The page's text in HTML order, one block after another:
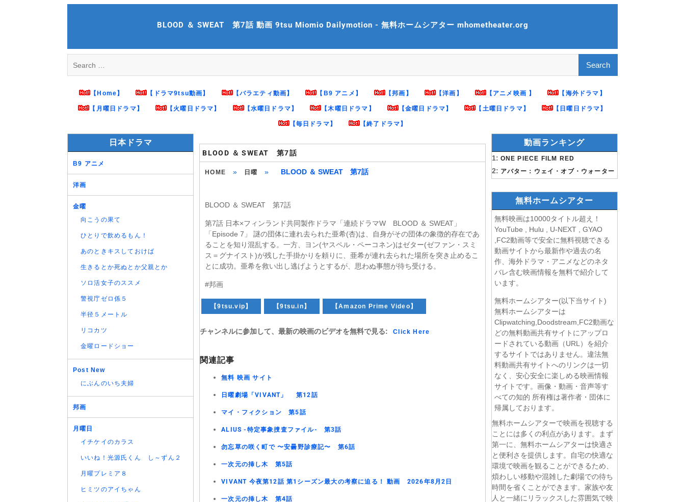
BLOOD ＆ SWEAT 第7話 動画 9tsu Miomio Dailymotion - 無料ホームシアター mhometheater.org
for:
【Home】 【ドラマ9tsu動画】 【バラエティ動画】 【B9 アニメ】 【邦画】 【洋画】 【アニメ映画 】 【海外ドラマ】
【月曜日ドラマ】 【火曜日ドラマ】 【水曜日ドラマ】 【木曜日ドラマ】 【金曜日ドラマ】 【土曜日ドラマ】 【日曜日ドラマ】
【毎日ドラマ】 【終了ドラマ】
BLOOD ＆ SWEAT 第7話
HOME » 日曜 » BLOOD ＆ SWEAT 第7話
BLOOD ＆ SWEAT 第7話
第7話 日本×フィンランド共同製作ドラマ「連続ドラマW BLOOD ＆ SWEAT」
「Episode 7」 謎の団体に連れ去られた亜希(杏)は、自身がその団体の象徴的存在であ
ることを知り混乱する。一方、ヨン(ヤスペル・ペーコネン)はゼター(ゼファン・スミ
ス＝グナイスト)が残した手掛かりを頼りに、亜希が連れ去られた場所を突き止めるこ
とに成功。亜希を救い出し逃げようとするが、思わぬ事態が待ち受ける。
#邦画
【9tsu.vip】 【9tsu.in】 【Amazon Prime Video】
チャンネルに参加して、最新の映画のビデオを無料で見る: Click Here
関連記事
無料 映画 サイト
日曜劇場「VIVANT」 第12話
マイ・フィクション 第5話
ALIUS -特定事象捜査ファイル- 第3話
勿忘草の咲く町で 〜安曇野診療記〜 第6話
一次元の挿し木 第5話
VIVANT 今夜第12話 第1シーズン最大の考察に迫る！ 動画 2026年8月2日
一次元の挿し木 第4話
動画ランキング
1: ONE PIECE FILM RED
2: アバター：ウェイ・オブ・ウォーター
無料ホームシアター
無料映画は10000タイトル超え！
YouTube , Hulu , U-NEXT , GYAO
,FC2動画等で安全に無料視聴できる
動画サイトから最新作や過去の名
作、海外ドラマ・アニメなどのネタ
バレ含む映画情報を無料で紹介して
います。
無料ホームシアター(以下当サイト)
無料ホームシアターは
Clipwatching,Doodstream,FC2動画な
どの無料動画共有サイトにアップロ
ードされている動画（URL）を紹介
するサイトではありません。違法無
料動画共有サイトへのリンクは一切
なく、安心安全に楽しめる映画情報
サイトです。画像・動画・音声等す
べての知的 所有権は著作者・団体に
帰属しております。
無料ホームシアターで映画を視聴する
ことには多くの利点があります。まず
第一に、無料ホームシアターは快適さ
と便利さを提供します。自宅の快適な
環境で映画を観ることができるため、
煩わしい移動や混雑した劇場での待ち
時間を省くことができます。家族や友
人と一緒にリラックスした雰囲気で映
日本ドラマ
B9 アニメ
洋画
金曜
向こうの果て
ひとりで飲めるもん！
あのときキスしておけば
生きるとか死ぬとか父親とか
ソロ活女子のススメ
警視庁ゼロ係５
半径５メートル
リコカツ
金曜ロードショー
Post New
にぶんのいち夫婦
邦画
月曜日
イチケイのカラス
いいね！光源氏くん し～ずん２
月曜プレミア８
ヒミツのアイちゃん